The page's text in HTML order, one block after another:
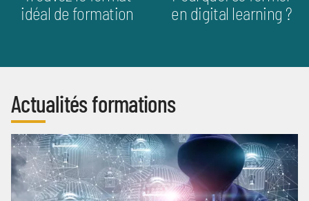
idéal de formation
en digital learning ?
Actualités formations